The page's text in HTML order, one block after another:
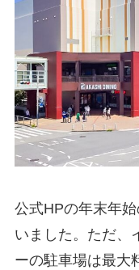
公式HPの年末年
いました。ただ、
ーの駐車場は最大